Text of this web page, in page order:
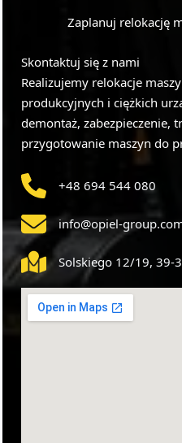
Zaplanuj relokację
Skontaktuj się z nami
Realizujemy relokacje
produkcyjnych i ciężkich
demontaż, zabezpieczenie,
przygotowanie maszyn do
+48 694 544 080
info@opiel-
Solskiego 12/19, 39-